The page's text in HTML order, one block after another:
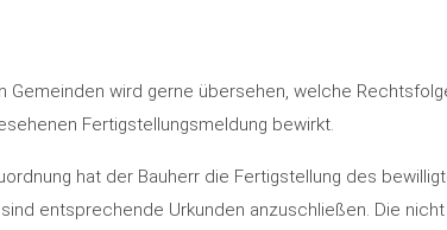
Gemeinden wird gerne übersehen, welche
Fertigstellungsmeldung bewirkt.
hat der Bauherr die Fertigstellung des
entsprechende Urkunden anzuschließen. Die nicht